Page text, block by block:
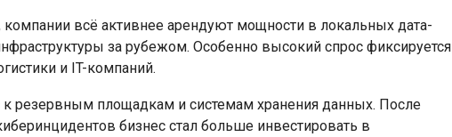
всё активнее арендуют мощности в локальных дата-
за рубежом. Особенно высокий спрос фиксируется
и IT-компаний.
к резервным площадкам и системам хранения данных. После
бизнес стал больше инвестировать в